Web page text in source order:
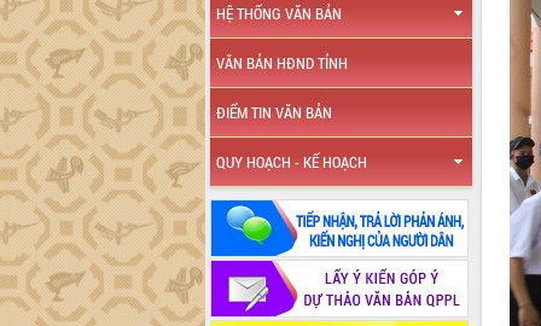
HỆ THỐNG VĂN BẢN
VĂN BẢN HĐND TỈNH
ĐIỂM TIN VĂN BẢN
QUY HOẠCH - KẾ HOẠCH